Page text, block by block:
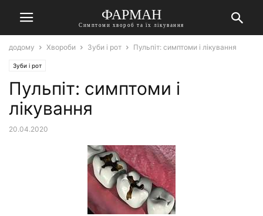
ФАРМАН
Симптоми хвороб та їх лікування
додому Хвороби Зуби і рот Пульпіт: симптоми і лікування
Зуби і рот
Пульпіт: симптоми і
лікування
20.04.2020